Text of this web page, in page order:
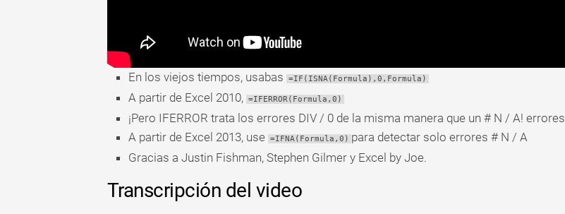
En los viejos tiempos, usabas =IF(ISNA(Formula),0,Formula)
A partir de Excel 2010, =IFERROR(Formula,0)
¡Pero IFERROR trata los errores DIV / 0 de la misma manera que un # N / A! errores
A partir de Excel 2013, use
=IFNA(Formula,0) para detectar solo errores # N / A
Gracias a Justin Fishman, Stephen Gilmer y Excel by Joe.
Transcripción del video